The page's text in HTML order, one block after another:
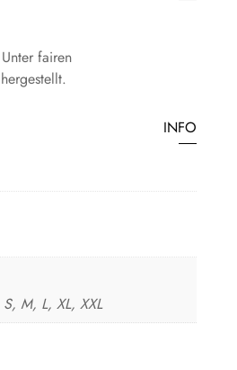
fairen
INFO
M, L, XL, XXL